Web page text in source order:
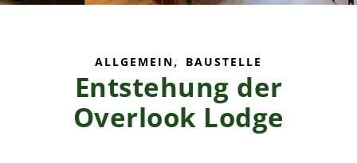
ALLGEMEIN, BAUSTELLE
Entstehung der
Overlook Lodge